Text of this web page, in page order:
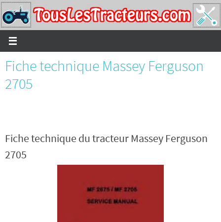
Passer
vers
le
contenu
Fiche technique Massey Ferguson
2705
Fiche technique du tracteur Massey Ferguson
2705